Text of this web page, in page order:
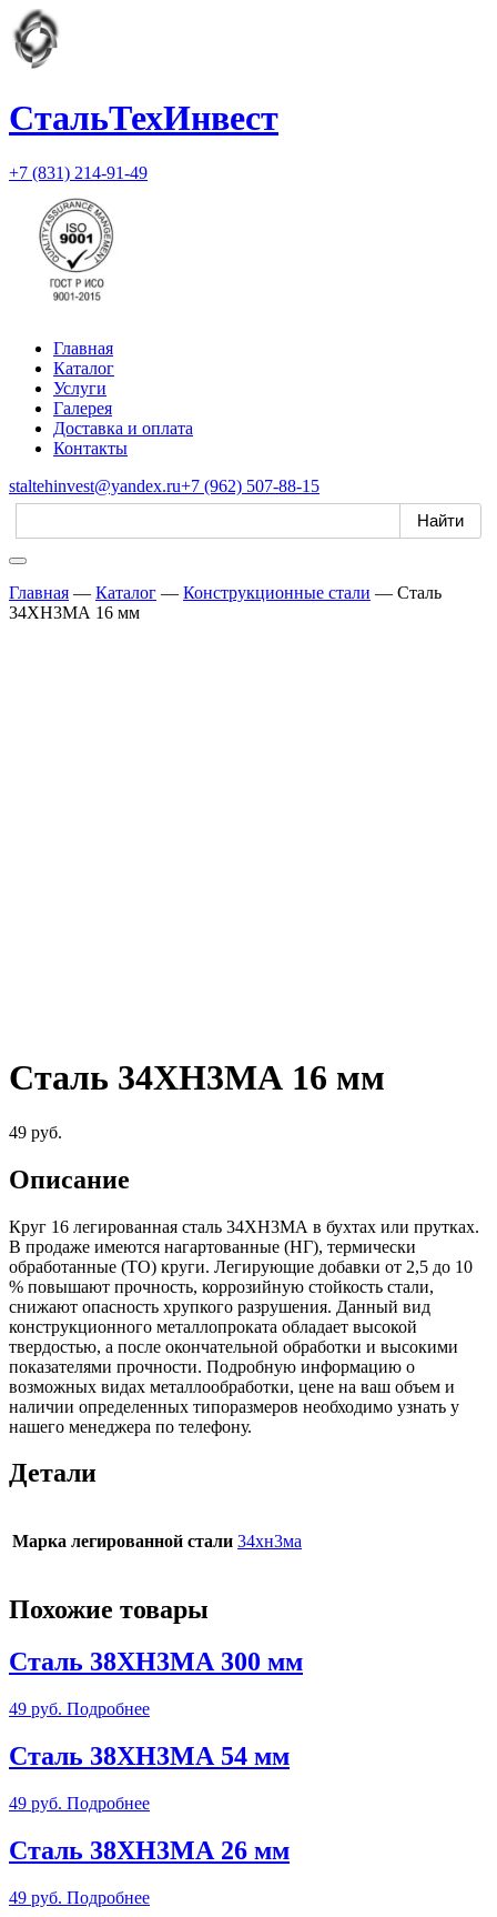
СтальТехИнвест
+7 (831) 214-91-49
Главная
Каталог
Услуги
Галерея
Доставка и оплата
Контакты
staltehinvest@yandex.ru+7 (962) 507-88-15
Главная — Каталог — Конструкционные стали — Сталь
34ХН3МА 16 мм
Сталь 34ХН3МА 16 мм
49 руб.
Описание
Круг 16 легированная сталь 34ХН3МА в бухтах или прутках.
В продаже имеются нагартованные (НГ), термически
обработанные (ТО) круги. Легирующие добавки от 2,5 до 10
% повышают прочность, коррозийную стойкость стали,
снижают опасность хрупкого разрушения. Данный вид
конструкционного металлопроката обладает высокой
твердостью, а после окончательной обработки и высокими
показателями прочности. Подробную информацию о
возможных видах металлообработки, цене на ваш объем и
наличии определенных типоразмеров необходимо узнать у
нашего менеджера по телефону.
Детали
Марка легированной стали 34хн3ма
Похожие товары
Сталь 38ХН3МА 300 мм
49 руб. Подробнее
Сталь 38ХН3МА 54 мм
49 руб. Подробнее
Сталь 38ХН3МА 26 мм
49 руб. Подробнее